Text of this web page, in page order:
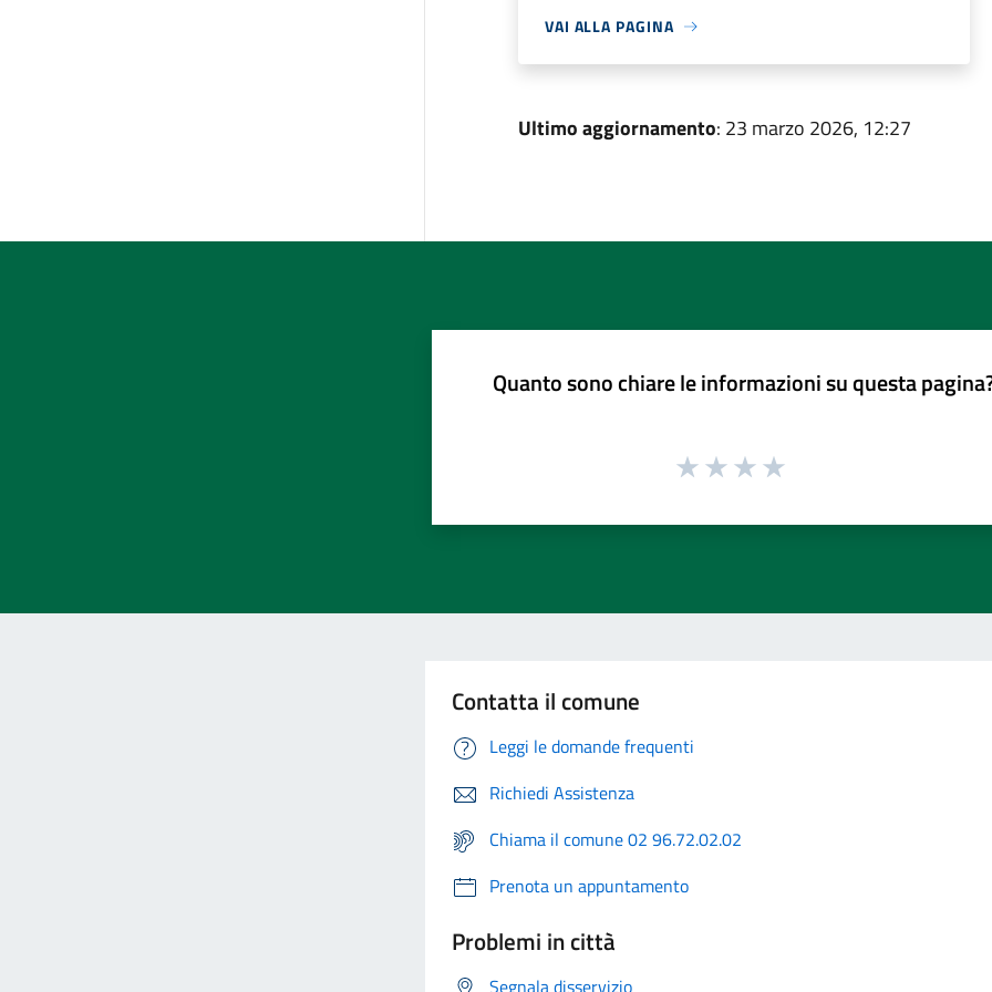
VAI ALLA PAGINA
Ultimo aggiornamento: 23 marzo 2026, 12:27
Quanto sono chiare le informazioni su questa
Contatta il comune
Leggi le domande frequenti
Richiedi Assistenza
Chiama il comune 02 96.72.02.02
Prenota un appuntamento
Problemi in città
Segnala disservizio